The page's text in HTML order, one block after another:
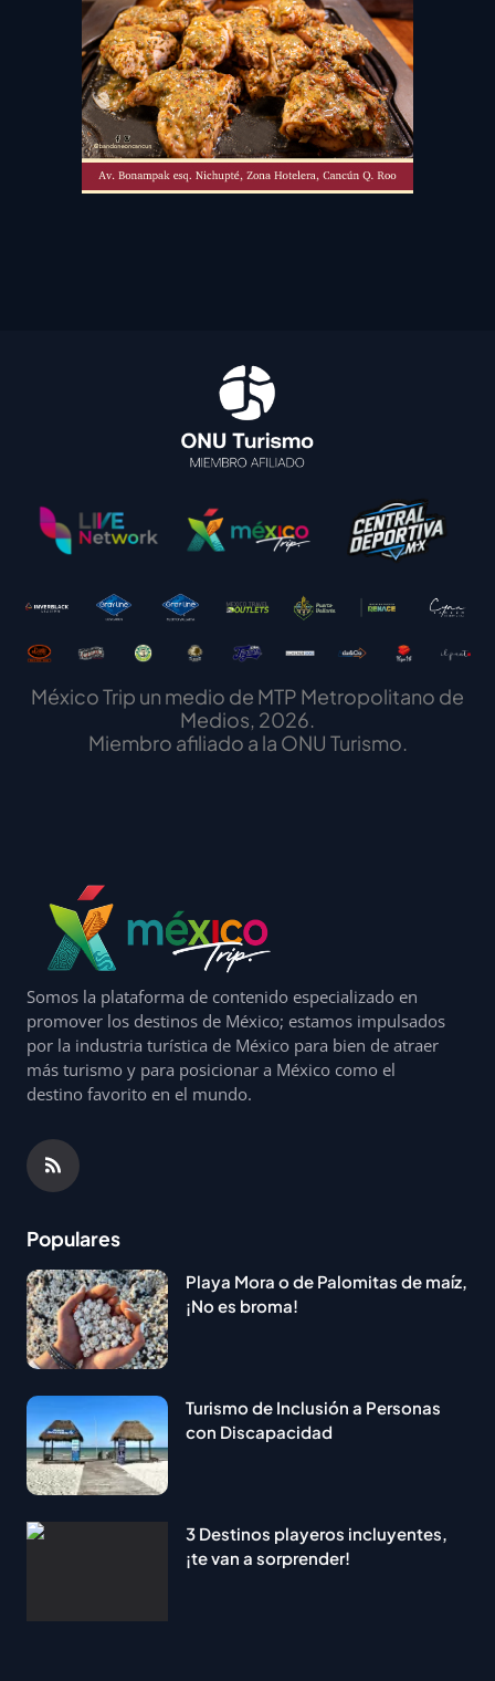
México Trip un medio de MTP Metropolitano de
Medios, 2026.
Miembro afiliado a la ONU Turismo.
Somos la plataforma de contenido especializado en
promover los destinos de México; estamos impulsados
por la industria turística de México para bien de atraer
más turismo y para posicionar a México como el
destino favorito en el mundo.
Populares
Playa Mora o de Palomitas de maíz,
¡No es broma!
Turismo de Inclusión a Personas
con Discapacidad
3 Destinos playeros incluyentes,
¡te van a sorprender!